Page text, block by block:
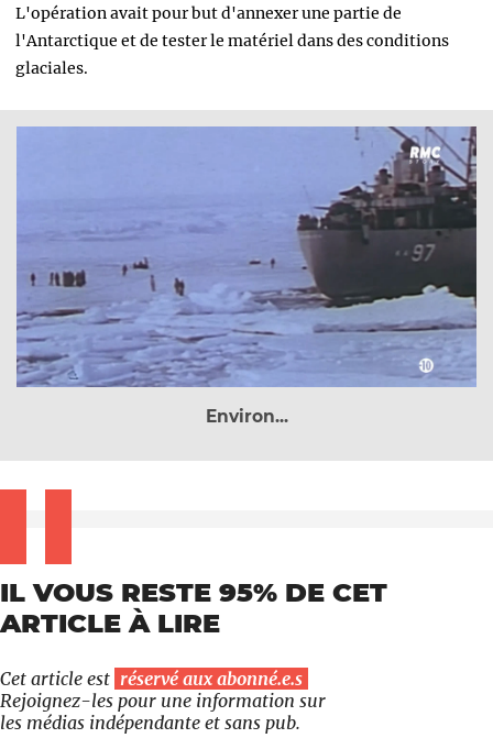
L'opération avait pour but d'annexer une partie de
l'Antarctique et de tester le matériel dans des conditions
glaciales.
Environ...
IL VOUS RESTE 95% DE CET
ARTICLE À LIRE
Cet article est réservé aux abonné.e.s
Rejoignez-les pour une information sur
les médias indépendante et sans pub.